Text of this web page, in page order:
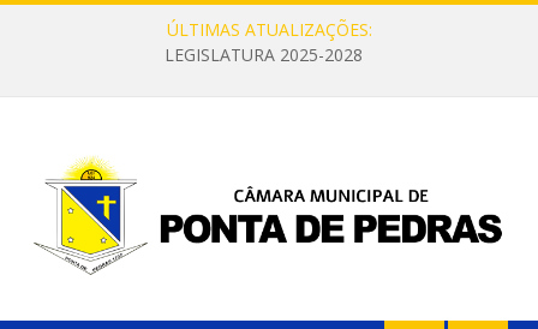
ÚLTIMAS ATUALIZAÇÕES:
LEGISLATURA 2025-2028